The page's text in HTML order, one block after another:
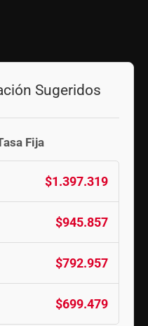
Sugeridos
Fija
$1.397.319
$945.857
$792.957
$699.479